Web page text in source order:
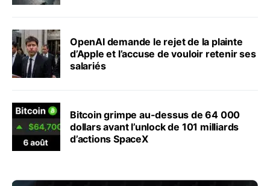
OpenAI demande le rejet de la plainte
d’Apple et l’accuse de vouloir retenir ses
salariés
Bitcoin grimpe au-dessus de 64 000
dollars avant l’unlock de 101 milliards
d’actions SpaceX